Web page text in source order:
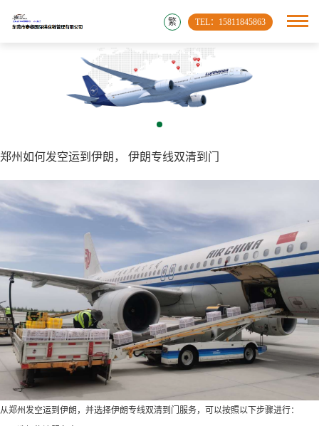
TEL：15811845863
繁
郑州如何发空运到伊朗， 伊朗专线双清到门
从郑州发空运到伊朗，并选择伊朗专线双清到门服务，可以按照以下步骤进行：